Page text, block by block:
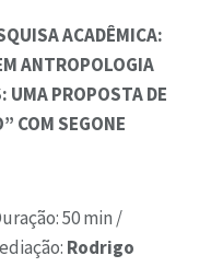
ACADÊMICA:
ANTROPOLOGIA
UMA PROPOSTA DE
COM SEGONE
50 min /
Rodrigo